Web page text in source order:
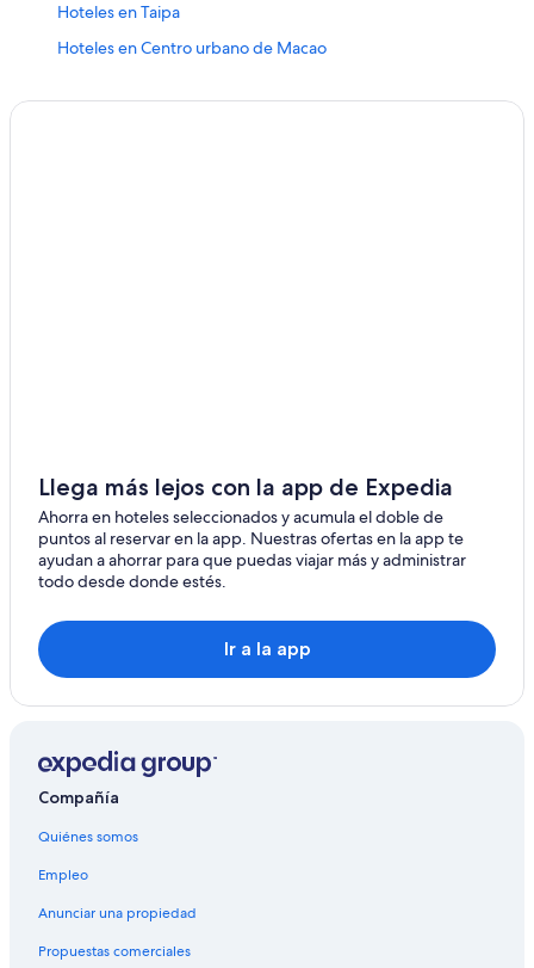
Hoteles en Taipa
Hoteles en Centro urbano de Macao
Llega más lejos con la app de Expedia
Ahorra en hoteles seleccionados y acumula el doble de
puntos al reservar en la app. Nuestras ofertas en la app te
ayudan a ahorrar para que puedas viajar más y administrar
todo desde donde estés.
Ir a la app
Compañía
Quiénes somos
Empleo
Anunciar una propiedad
Propuestas comerciales